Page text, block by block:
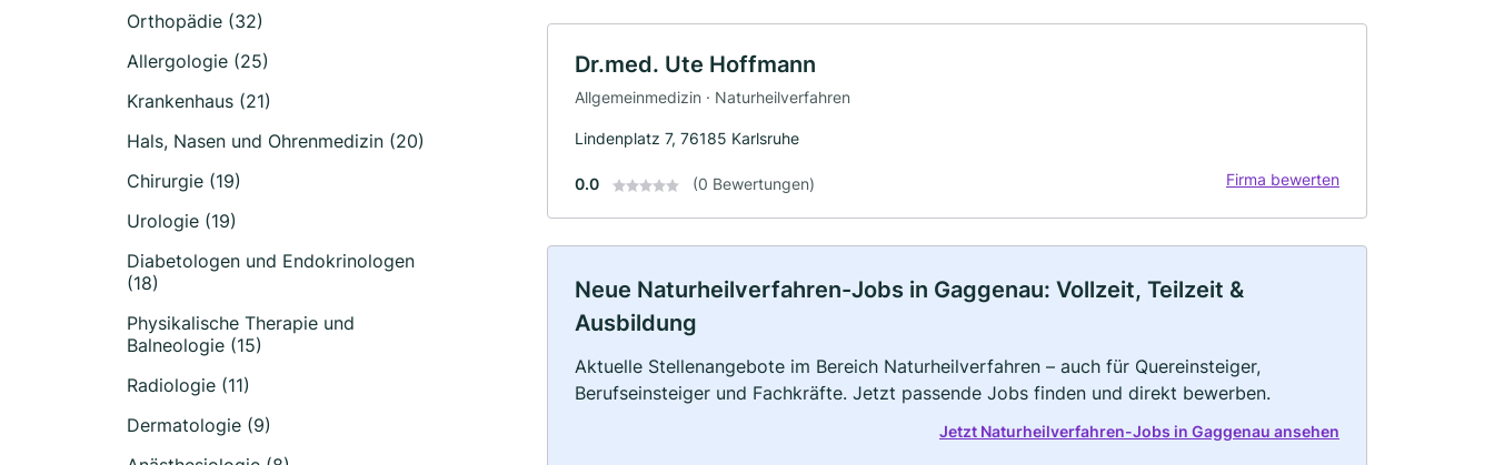
Orthopädie (32)
Allergologie (25)
Krankenhaus (21)
Hals, Nasen und Ohrenmedizin (20)
Chirurgie (19)
Urologie (19)
Diabetologen und Endokrinologen
(18)
Physikalische Therapie und
Balneologie (15)
Radiologie (11)
Dermatologie (9)
Dr.med. Ute Hoffmann
Allgemeinmedizin · Naturheilverfahren
Lindenplatz 7, 76185 Karlsruhe
0.0 (0 Bewertungen) Firma bewerten
Neue Naturheilverfahren-Jobs in Gaggenau: Vollzeit, Teilzeit &
Ausbildung
Aktuelle Stellenangebote im Bereich Naturheilverfahren – auch für Quereinsteiger,
Berufseinsteiger und Fachkräfte. Jetzt passende Jobs finden und direkt bewerben.
Jetzt Naturheilverfahren-Jobs in Gaggenau ansehen